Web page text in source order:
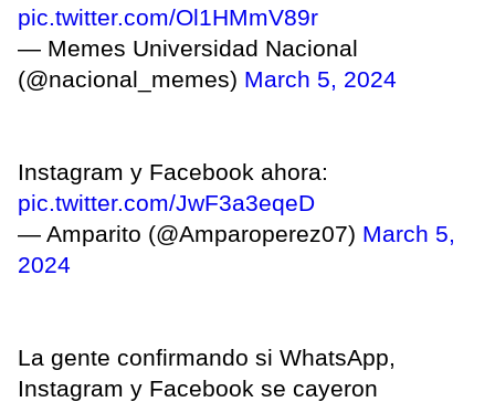
pic.twitter.com/Ol1HMmV89r
— Memes Universidad Nacional
(@nacional_memes) March 5, 2024
Instagram y Facebook ahora:
pic.twitter.com/JwF3a3eqeD
— Amparito (@Amparoperez07) March 5,
2024
La gente confirmando si WhatsApp,
Instagram y Facebook se cayeron